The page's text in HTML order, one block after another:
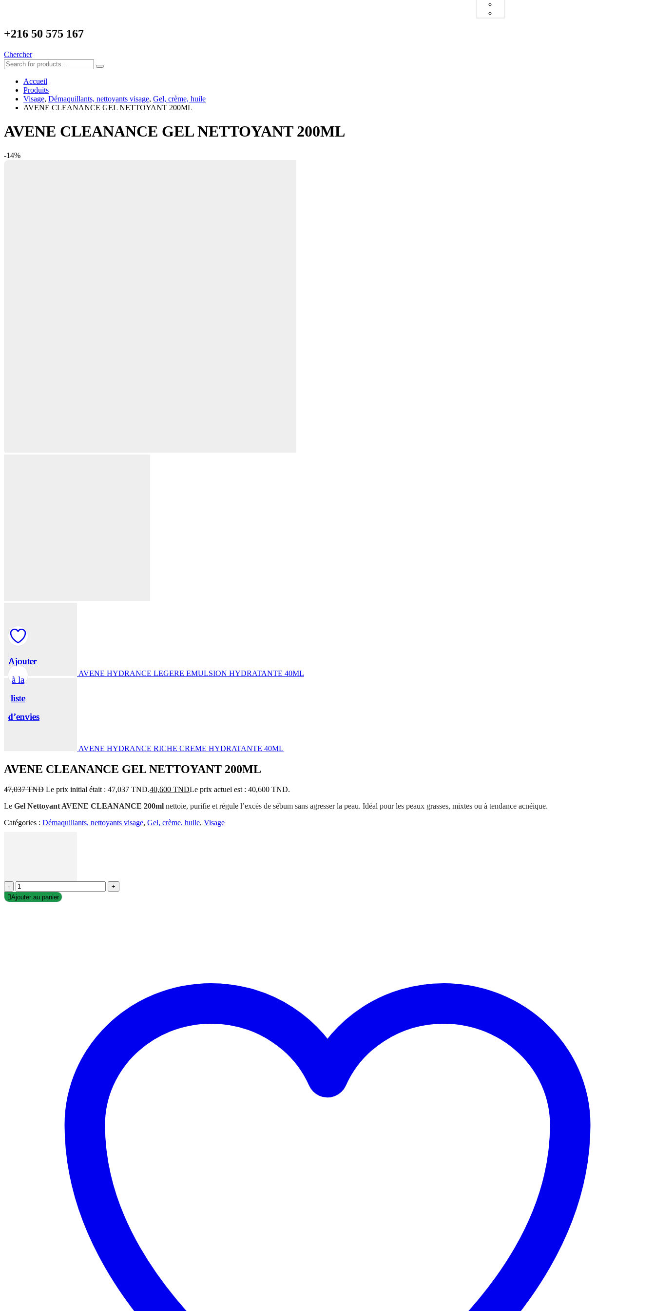
+216 50 575 167
Chercher
Accueil
Produits
Visage, Démaquillants, nettoyants visage, Gel, crème, huile
AVENE CLEANANCE GEL NETTOYANT 200ML
AVENE CLEANANCE GEL NETTOYANT 200ML
-14%
AVENE HYDRANCE LEGERE EMULSION HYDRATANTE 40ML
AVENE HYDRANCE RICHE CREME HYDRATANTE 40ML
AVENE CLEANANCE GEL NETTOYANT 200ML
47,037TND Le prix initial était : 47,037 TND.40,600 TNDLe prix actuel est : 40,600 TND.
Le Gel Nettoyant AVENE CLEANANCE 200ml nettoie, purifie et régule l’excès de sébum sans agresser la peau. Idéal pour les peaux grasses, mixtes ou à tendance acnéique.
Catégories : Démaquillants, nettoyants visage, Gel, crème, huile, Visage
-
+
Ajouter au panier
Ajouter
à la
liste
d’envies
Ajouter
à la
liste
d’envies
Ajouter
à la
liste
d’envies
Ajouter
à la
liste
d’envies
Ajouter
à la
liste
d’envies